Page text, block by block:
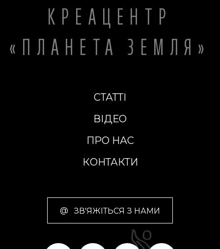
КРЕАЦЕНТР
«ПЛАНЕТА ЗЕМЛЯ»
СТАТТІ
ВІДЕО
ПРО НАС
КОНТАКТИ
@ ЗВ'ЯЖІТЬСЯ З НАМИ